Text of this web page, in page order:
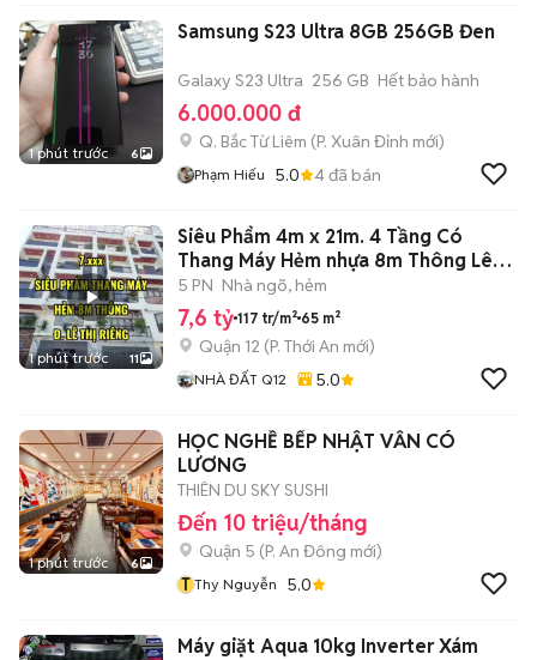
1 phút trước 6
Samsung S23 Ultra 8GB 256GB Đen
Galaxy S23 Ultra 256 GB Hết bảo hành
6.000.000 đ
Q. Bắc Từ Liêm (P. Xuân Đỉnh mới)
Phạm Hiếu 5.0 4đã bán
1 phút trước 11
Siêu Phẩm 4m x 21m. 4 Tầng Có
Thang Máy Hẻm nhựa 8m Thông Lê
Thị Riêng
5 PN Nhà ngõ, hẻm
7,6 tỷ 117 tr/m² 65 m²
Quận 12 (P. Thới An mới)
NHÀ ĐẤT Q12 5.0
1 phút trước 6
HỌC NGHỀ BẾP NHẬT VẪN CÓ
LƯƠNG
THIÊN DU SKY SUSHI
Đến 10 triệu/tháng
Quận 5 (P. An Đông mới)
T Thy Nguyễn 5.0
Máy giặt Aqua 10kg Inverter Xám